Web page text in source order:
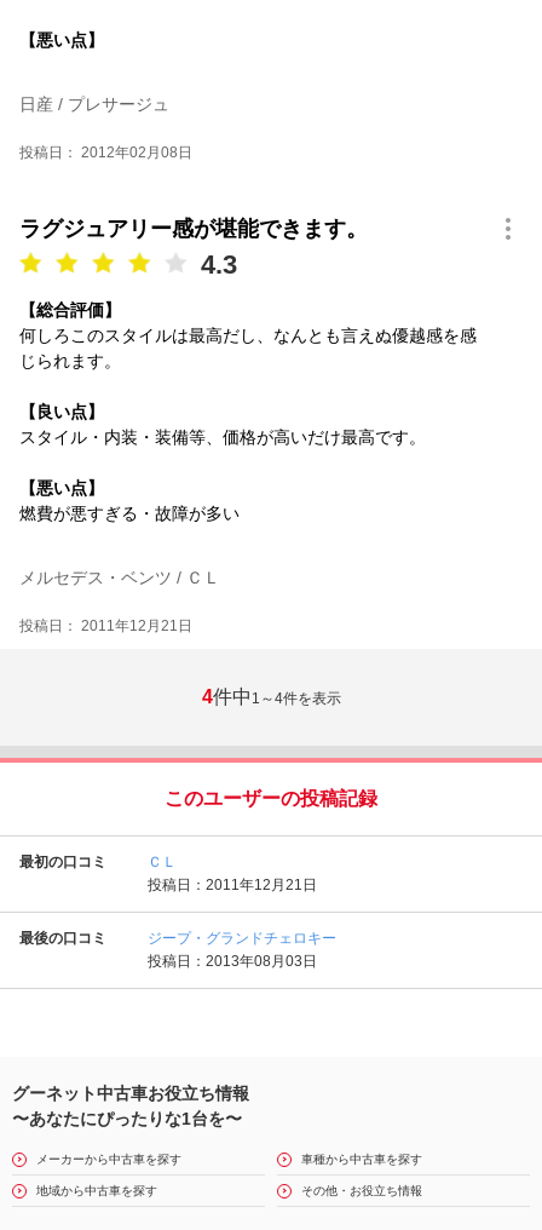
【悪い点】
日産 / プレサージュ
投稿日： 2012年02月08日
ラグジュアリー感が堪能できます。
4.3
【総合評価】
何しろこのスタイルは最高だし、なんとも言えぬ優越感を感
じられます。
【良い点】
スタイル・内装・装備等、価格が高いだけ最高です。
【悪い点】
燃費が悪すぎる・故障が多い
メルセデス・ベンツ / ＣＬ
投稿日： 2011年12月21日
4件中 1～4件を表示
このユーザーの投稿記録
最初の口コミ
ＣＬ
投稿日：2011年12月21日
最後の口コミ
ジープ・グランドチェロキー
投稿日：2013年08月03日
グーネット中古車お役立ち情報
〜あなたにぴったりな1台を〜
メーカーから中古車を探す 車種から中古車を探す
地域から中古車を探す その他・お役立ち情報